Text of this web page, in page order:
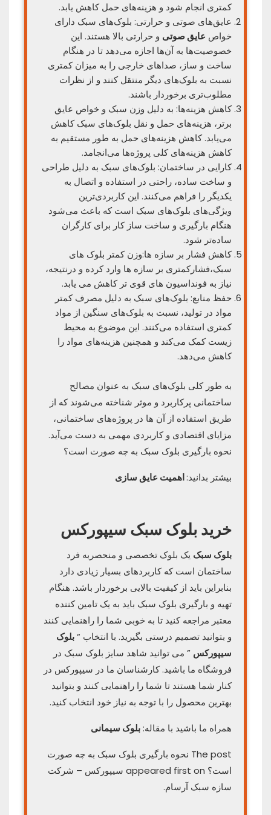
کمتری انجام شود و هزینه‌های حمل کاهش یابد.
عایق‌های صوتی و حرارتی: بلوک‌های سبک دارای
خواص عایق صوتی و حرارتی بالا هستند. این
خصوصیت‌ها به آن‌ها اجازه می‌دهد تا در هنگام
ساخت و ساز، صداهای خارجی را به میزان کمتری
نسبت به بلوک‌های دیگر منتقل کنند و از نظرات
مطلوب‌تری برخوردار باشند.
کاهش هزینه‌ها: به دلیل وزن سبک و خواص عایق
برتر، هزینه‌های حمل و نقل بلوک‌های سبک کاهش
می‌یابد. کاهش هزینه‌های حمل به طور مستقیم به
کاهش هزینه‌های کلی پروژه‌ها می‌انجامد.
کارایی در ساختمان: بلوک‌های سبک به دلیل طراحی
و ساخت ساده، راحتی در استفاده و اتصال به
یکدیگر را فراهم می‌کنند. این کاربردی‌ترین
ویژگی‌های بلوک‌های سبک است که باعث می‌شود
هنگام بارگیری و ساخت ساز کار برای کارگران
ساده‌تر شود.
کاهش فشار بر سازه ها:وزن کمتر بلوک های
سبک،فشارکمتری بر سازه ها وارد کرده و درنتیجه،
نیاز به فونداسیون های قوی تر کاهش می یابد.
حفظ منابع: بلوک‌های سبک به دلیل مصرف کمتر
مواد در تولید، نسبت به بلوک‌های سنگین از مواد
کمتری استفاده می‌کنند. این موضوع به محیط
زیست کمک می‌کند و همچنین هزینه‌های مواد را
کاهش می‌دهد.
به طور کلی بلوک‌های سبک به عنوان مصالح
ساختمانی پرکاربرد و موثر شناخته می‌شوند که از
طریق استفاده از آن ها در پروژه‌های ساختمانی،
مزایای اقتصادی و کاربردی مهمی به دست می‌آید.
نحوه بارگیری بلوک سبک به چه صورت است؟
بیشتر بدانید:اهمیت عایق سازی
خرید بلوک سبک سیپورکس
بلوک سبک یک بلوک تخصصی و منحصربه فرد
ساختمان است که کاربردهای بسیار زیادی دارد
بنابراین باید از کیفیت بالایی برخوردار باشد. هنگام
تهیه و بارگیری بلوک سبک باید به یک تامین کننده
معتبر مراجعه کنید تا به خوبی شما را راهنمایی کنند
و بتوانید تصمیم درستی بگیرید. با انتخاب “بلوک
سیپورکس ” می توانید شاهد سایز بلوک سبک در
فروشگاه ما باشید. کارشناسان ما در سیپورکس در
کنار شما هستند تا شما را راهنمایی کنند و بتوانید
بهترین محصول را با توجه به نیاز خود انتخاب کنید.
همراه ما باشید با مقاله:بلوک سیمانی
The post نحوه بارگیری بلوک سبک به چه صورت
است؟ appeared first on سیپورکس – شرکت
سازه سبک آرسام.